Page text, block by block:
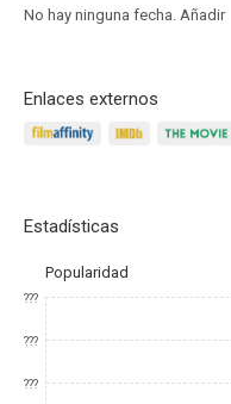
No hay ninguna fecha. Añadir
Enlaces externos
Estadísticas
Popularidad
???
???
???